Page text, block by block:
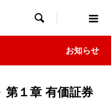

お知らせ
第１章 有価証券